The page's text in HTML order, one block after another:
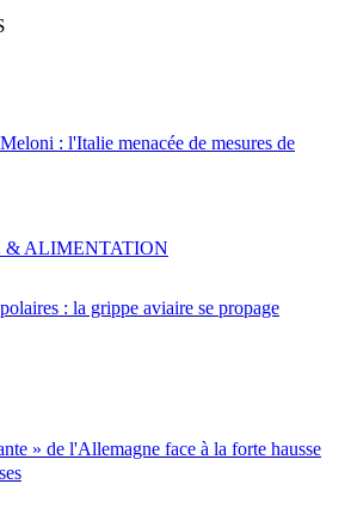
: l'Italie menacée de mesures de
: la grippe aviaire se propage
& ALIMENTATION
» de l'Allemagne face à la forte hausse